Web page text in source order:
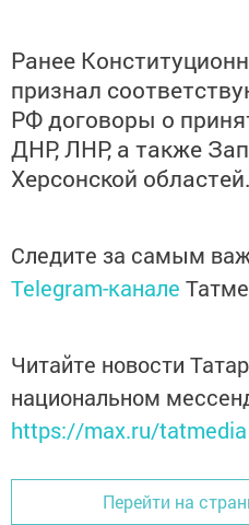
Ранее
признал
РФ договоры о
ДНР, ЛНР, а также
Херсонской областей.
Следите за самым
Telegram-канале
Читайте новости
национальном
https://max.ru/tatmedia
Перейти на